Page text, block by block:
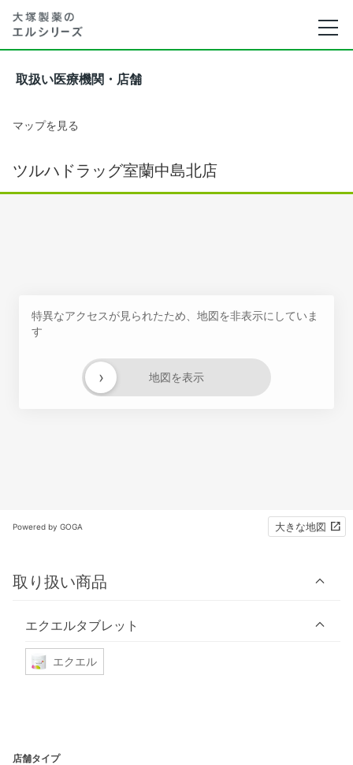
取扱い医療機関・店舗
マップを見る
ツルハドラッグ室蘭中島北店
特異なアクセスが見られたため、地図を非表示にしていま
す
地図を表示
›
Powered by GOGA 大きな地図
取り扱い商品
エクエルタブレット
エクエル
店舗タイプ